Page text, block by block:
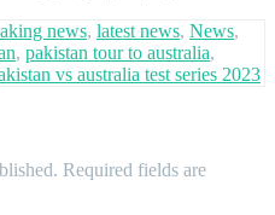
news, latest news, News,
, pakistan tour to australia,
vs australia test series 2023
Required fields are